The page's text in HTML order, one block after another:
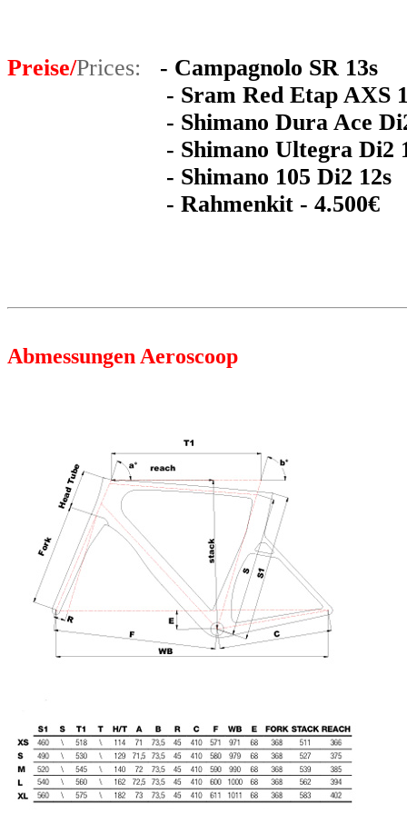
Preise/Prices:
- Campagnolo SR
- Sram Red Etap AXS
- Shimano Dura Ace Di2
- Shimano Ultegra Di2
- Shimano 105 Di2 12s
- Rahmenkit - 4.500€
Abmessungen Aeroscoop